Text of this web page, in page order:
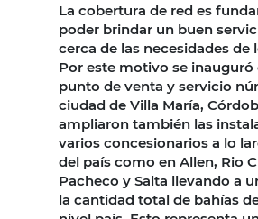
La cobertura de red es
poder brindar un buen
cerca de las necesidades de
Por este motivo se inauguró
punto de venta y servicio
ciudad de Villa María,
ampliaron también las
varios concesionarios a lo
del país como en Allen, Rio
Pacheco y Salta llevando a
la cantidad total de bahías